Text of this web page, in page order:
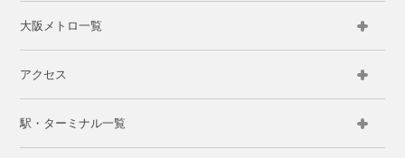
大阪メトロ一覧
アクセス
駅・ターミナル一覧